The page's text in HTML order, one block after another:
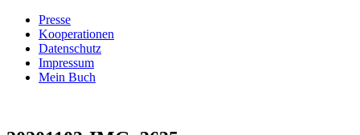
Presse
Kooperationen
Datenschutz
Impressum
Mein Buch
Villa König